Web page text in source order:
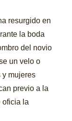
resurgido en
la boda
del novio
un velo o
y mujeres
previo a la
oficia la